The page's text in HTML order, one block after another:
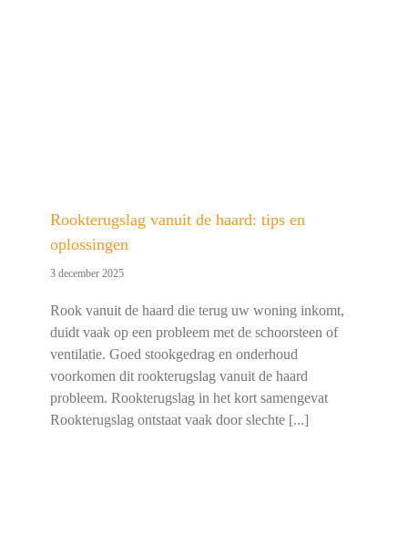
Rookterugslag vanuit de haard: tips en
oplossingen
3 december 2025
Rook vanuit de haard die terug uw woning inkomt,
duidt vaak op een probleem met de schoorsteen of
ventilatie. Goed stookgedrag en onderhoud
voorkomen dit rookterugslag vanuit de haard
probleem. Rookterugslag in het kort samengevat
Rookterugslag ontstaat vaak door slechte [...]